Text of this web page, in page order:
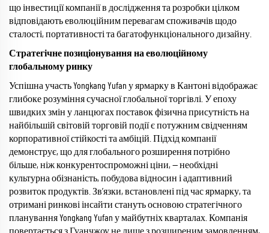
що інвестиції компанії в дослідження та розробки цілком
відповідають еволюційним перевагам споживачів щодо
сталості, портативності та багатофункціонального дизайну.
Стратегічне позиціонування на еволюційному
глобальному ринку
Успішна участь Yongkang Yufan у ярмарку в Кантоні відображає
глибоке розуміння сучасної глобальної торгівлі. У епоху
швидких змін у ланцюгах поставок фізична присутність на
найбільшій світовій торговій події є потужним свідченням
корпоративної стійкості та амбіцій. Підхід компанії
демонструє, що для глобального розширення потрібно
більше, ніж конкурентоспроможні ціни, — необхідні
культурна обізнаність, побудова відносин і адаптивний
розвиток продуктів. Зв’язки, встановлені під час ярмарку, та
отримані ринкові інсайти стануть основою стратегічного
планування Yongkang Yufan у майбутніх кварталах. Компанія
повертається з Гуанчжоу не лише з розширеним замовленням,